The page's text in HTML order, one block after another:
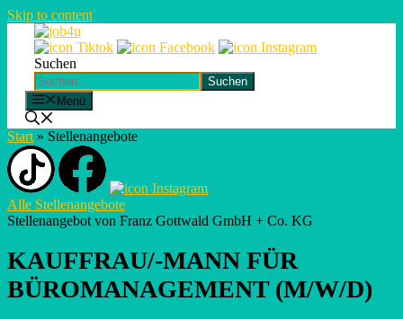
Skip to content
Suchen
Suchen
Menü
Start » Stellenangebote
Alle Stellenangebote
Stellenangebot von Franz Gottwald GmbH + Co. KG
KAUFFRAU/-MANN FÜR
BÜROMANAGEMENT (M/W/D)